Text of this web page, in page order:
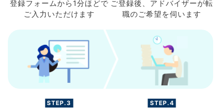
登録フォームから 1分ほどで
ご入力 いただけます
ご登録後、 アドバイザーが転
職のご希望を伺います
STEP.3 STEP.4